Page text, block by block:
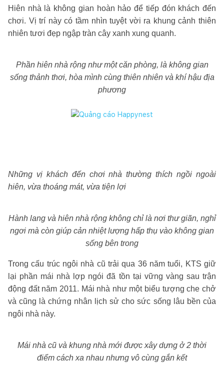
Hiên nhà là không gian hoàn hảo để tiếp đón khách đến
chơi. Vị trí này có tầm nhìn tuyệt vời ra khung cảnh thiên
nhiên tươi đẹp ngập tràn cây xanh xung quanh.
Phần hiên nhà rộng như một căn phòng, là không gian
sống thảnh thơi, hòa mình cùng thiên nhiên và khí hậu địa
phương
Những vị khách đến chơi nhà thường thích ngồi ngoài
hiên, vừa thoáng mát, vừa tiện lợi
Hành lang và hiên nhà rộng không chỉ là nơi thư giãn, nghỉ
ngơi mà còn giúp cản nhiệt lượng hấp thụ vào không gian
sống bên trong
Trong cấu trúc ngôi nhà cũ trải qua 36 năm tuổi, KTS giữ
lại phần mái nhà lợp ngói đã tồn tại vững vàng sau trận
động đất năm 2011. Mái nhà như một biểu tượng che chở
và cũng là chứng nhân lịch sử cho sức sống lâu bền của
ngôi nhà này.
Mái nhà cũ và khung nhà mới được xây dựng ở 2 thời
điểm cách xa nhau nhưng vô cùng gắn kết